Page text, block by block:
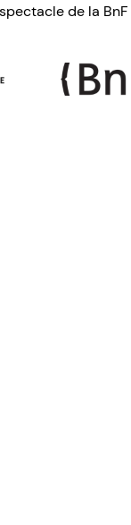
de la BnF